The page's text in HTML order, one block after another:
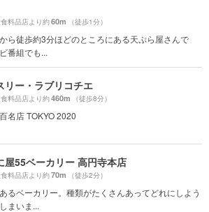
料品店より約60m （徒歩1分）
ら徒歩約3分ほどのところにある天ぷら屋さんで
番組でも...
リー・ラブリコチエ
料品店より約460m （徒歩8分）
名店 TOKYO 2020
屋55ベーカリー 高円寺本店
料品店より約70m （徒歩2分）
るベーカリー。種類がたくさんあってどれにしよう
まいま...